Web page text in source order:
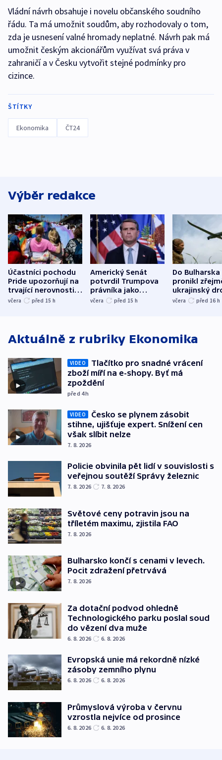
Vládní návrh obsahuje i novelu občanského soudního
řádu. Ta má umožnit soudům, aby rozhodovaly o tom,
zda je usnesení valné hromady neplatné. Návrh pak má
umožnit českým akcionářům využívat svá práva v
zahraničí a v Česku vytvořit stejné podmínky pro
cizince.
ŠTÍTKY
Ekonomika ČT24
Výběr redakce
Účastníci pochodu
Pride upozorňují na
trvající nerovnosti i
společenskou
včera před 15 h
Americký Senát
potvrdil Trumpova
právníka jako
ministra
včera před 15 h
Do Bulharska
pronikl
ukrajinský
explodoval
včera před 16 h
Aktuálně z rubriky Ekonomika
VIDEO
Tlačítko pro snadné vrácení
zboží míří na e-shopy. Byť má
zpoždění
před 4h
VIDEO
Česko se plynem zásobit
stihne, ujišťuje expert. Snížení cen
však slíbit nelze
7. 8. 2026
Policie obvinila pět lidí v souvislosti s
veřejnou soutěží Správy železnic
7. 8. 2026 7. 8. 2026
Světové ceny potravin jsou na
tříletém maximu, zjistila FAO
7. 8. 2026
Bulharsko končí s cenami v levech.
Pocit zdražení přetrvává
7. 8. 2026
Za dotační podvod ohledně
Technologického parku poslal soud
do vězení dva muže
6. 8. 2026 6. 8. 2026
Evropská unie má rekordně nízké
zásoby zemního plynu
6. 8. 2026 6. 8. 2026
Průmyslová výroba v červnu
vzrostla nejvíce od prosince
6. 8. 2026 6. 8. 2026